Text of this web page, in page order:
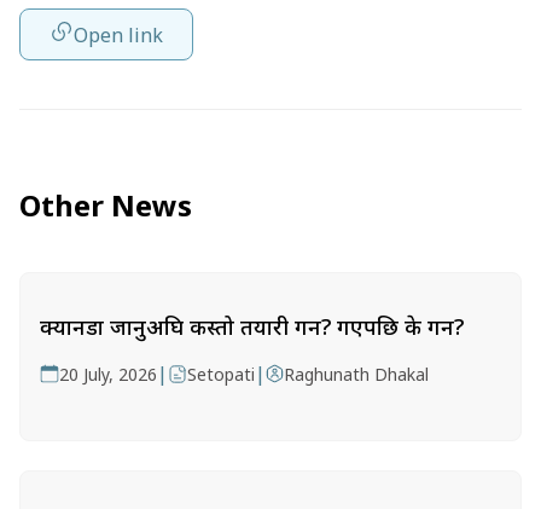
Open link
Other News
क्यानडा जानुअघि कस्तो तयारी गर्ने? गएपछि के गर्ने?
20 July, 2026 | Setopati | Raghunath Dhakal